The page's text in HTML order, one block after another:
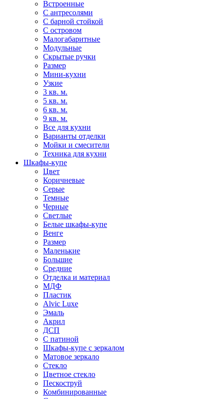
Встроенные
С антресолями
С барной стойкой
С островом
Малогабаритные
Модульные
Скрытые ручки
Размер
Мини-кухни
Узкие
3 кв. м.
5 кв. м.
6 кв. м.
9 кв. м.
Все для кухни
Варианты отделки
Мойки и смесители
Техника для кухни
Шкафы-купе
Цвет
Коричневые
Серые
Темные
Черные
Светлые
Белые шкафы-купе
Венге
Размер
Маленькие
Большие
Средние
Отделка и материал
МДФ
Пластик
Alvic Luxe
Эмаль
Акрил
ДСП
С патиной
Шкафы-купе с зеркалом
Матовое зеркало
Стекло
Цветное стекло
Пескоструй
Комбинированные